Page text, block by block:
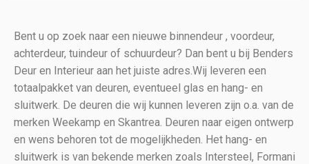
Bent u op zoek naar een nieuwe binnendeur , voordeur,
achterdeur, tuindeur of schuurdeur? Dan bent u bij Benders
Deur en Interieur aan het juiste adres.Wij leveren een
totaalpakket van deuren, eventueel glas en hang- en
sluitwerk. De deuren die wij kunnen leveren zijn o.a. van de
merken Weekamp en Skantrea. Deuren naar eigen ontwerp
en wens behoren tot de mogelijkheden. Het hang- en
sluitwerk is van bekende merken zoals Intersteel, Formani